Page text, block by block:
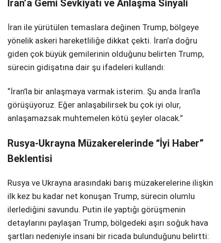
İran’a Gemi Sevkiyatı ve Anlaşma Sinyali
İran ile yürütülen temaslara değinen Trump, bölgeye
yönelik askeri hareketliliğe dikkat çekti. İran’a doğru
giden çok büyük gemilerinin olduğunu belirten Trump,
sürecin gidişatına dair şu ifadeleri kullandı:
“İran’la bir anlaşmaya varmak isterim. Şu anda İran’la
görüşüyoruz. Eğer anlaşabilirsek bu çok iyi olur,
anlaşamazsak muhtemelen kötü şeyler olacak.”
Rusya-Ukrayna Müzakerelerinde “İyi Haber”
Beklentisi
Rusya ve Ukrayna arasındaki barış müzakerelerine ilişkin
ilk kez bu kadar net konuşan Trump, sürecin olumlu
ilerlediğini savundu. Putin ile yaptığı görüşmenin
detaylarını paylaşan Trump, bölgedeki aşırı soğuk hava
şartları nedeniyle insani bir ricada bulunduğunu belirtti: